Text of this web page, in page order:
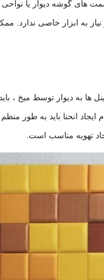
های گوشه دیوار یا
نیاز به ابزار خاصی
به دیوار توسط میخ ، باید
انحنا باید به طور
تهویه مناسب است